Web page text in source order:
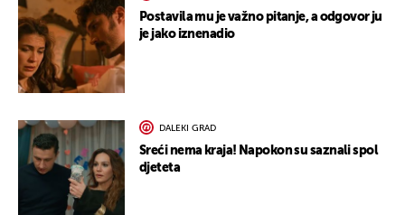
Postavila mu je važno pitanje, a odgovor ju
je jako iznenadio
DALEKI GRAD
Sreći nema kraja! Napokon su saznali spol
djeteta